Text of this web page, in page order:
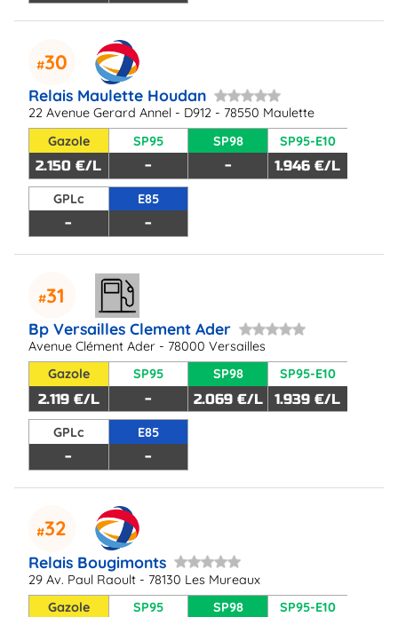
30
Relais Maulette Houdan
22 Avenue Gerard Annel - D912 - 78550 Maulette
Gazole
2.150 €/L
SP95
-
SP98
-
SP95-E10
1.946 €/L
GPLc
-
E85
-
31
Bp Versailles Clement Ader
Avenue Clément Ader - 78000 Versailles
Gazole
2.119 €/L
SP95
-
SP98
2.069 €/L
SP95-E10
1.939 €/L
GPLc
-
E85
-
32
Relais Bougimonts
29 Av. Paul Raoult - 78130 Les Mureaux
Gazole
SP95 SP98 SP95-E10